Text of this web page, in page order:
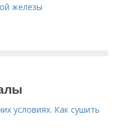
железы
условиях. Как сушить